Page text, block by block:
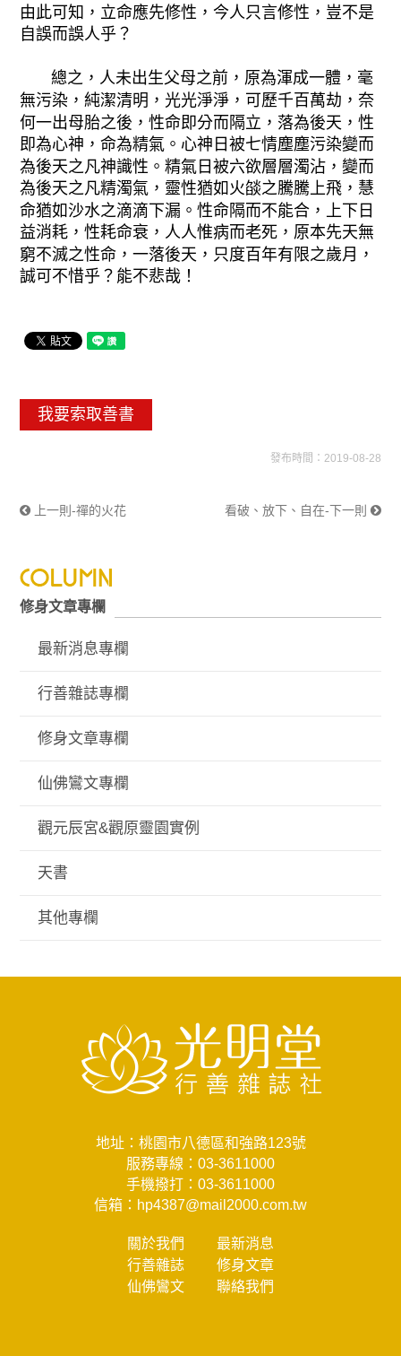
由此可知，立命應先修性，今人只言修性，豈不是
自誤而誤人乎？
總之，人未出生父母之前，原為渾成一體，毫
無污染，純潔清明，光光淨淨，可歷千百萬劫，奈
何一出母胎之後，性命即分而隔立，落為後天，性
即為心神，命為精氣。心神日被七情塵塵污染變而
為後天之凡神識性。精氣日被六欲層層濁沾，變而
為後天之凡精濁氣，靈性猶如火燄之騰騰上飛，慧
命猶如沙水之滴滴下漏。性命隔而不能合，上下日
益消耗，性耗命衰，人人惟病而老死，原本先天無
窮不滅之性命，一落後天，只度百年有限之歲月，
誠可不惜乎？能不悲哉！
我要索取善書
發布時間：2019-08-28
上一則-禪的火花 看破、放下、自在-下一則
修身文章專欄
最新消息專欄
行善雜誌專欄
修身文章專欄
仙佛鸞文專欄
觀元辰宮&觀原靈園實例
天書
其他專欄
地址：桃園市八德區和強路123號
服務專線： 03-3611000
手機撥打： 03-3611000
信箱： hp4387@mail2000.com.tw
關於我們
最新消息
行善雜誌
修身文章
仙佛鸞文
聯絡我們